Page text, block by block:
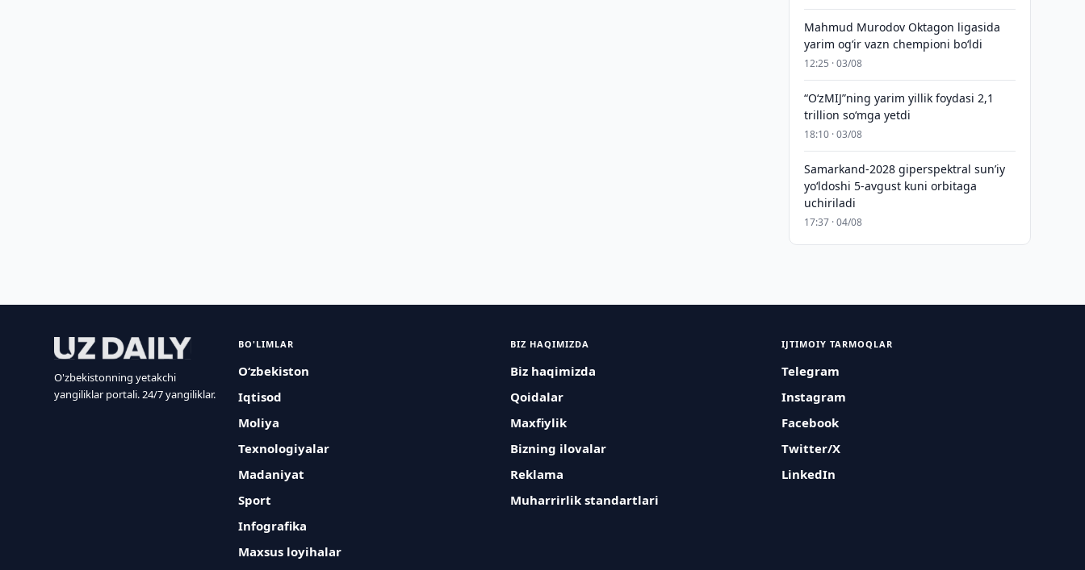
Mahmud Murodov Oktagon ligasida
yarim og‘ir vazn chempioni bo‘ldi
12:25 · 03/08
“O‘zMIJ”ning yarim yillik foydasi 2,1
trillion so‘mga yetdi
18:10 · 03/08
Samarkand-2028 giperspektral sun’iy
yo‘ldoshi 5-avgust kuni orbitaga
uchiriladi
17:37 · 04/08
O'zbekistonning yetakchi
yangiliklar portali. 24/7 yangiliklar.
BO'LIMLAR
O‘zbekiston
Iqtisod
Moliya
Texnologiyalar
Madaniyat
Sport
Infografika
Maxsus loyihalar
BIZ HAQIMIZDA
Biz haqimizda
Qoidalar
Maxfiylik
Bizning ilovalar
Reklama
Muharrirlik standartlari
IJTIMOIY TARMOQLAR
Telegram
Instagram
Facebook
Twitter/X
LinkedIn